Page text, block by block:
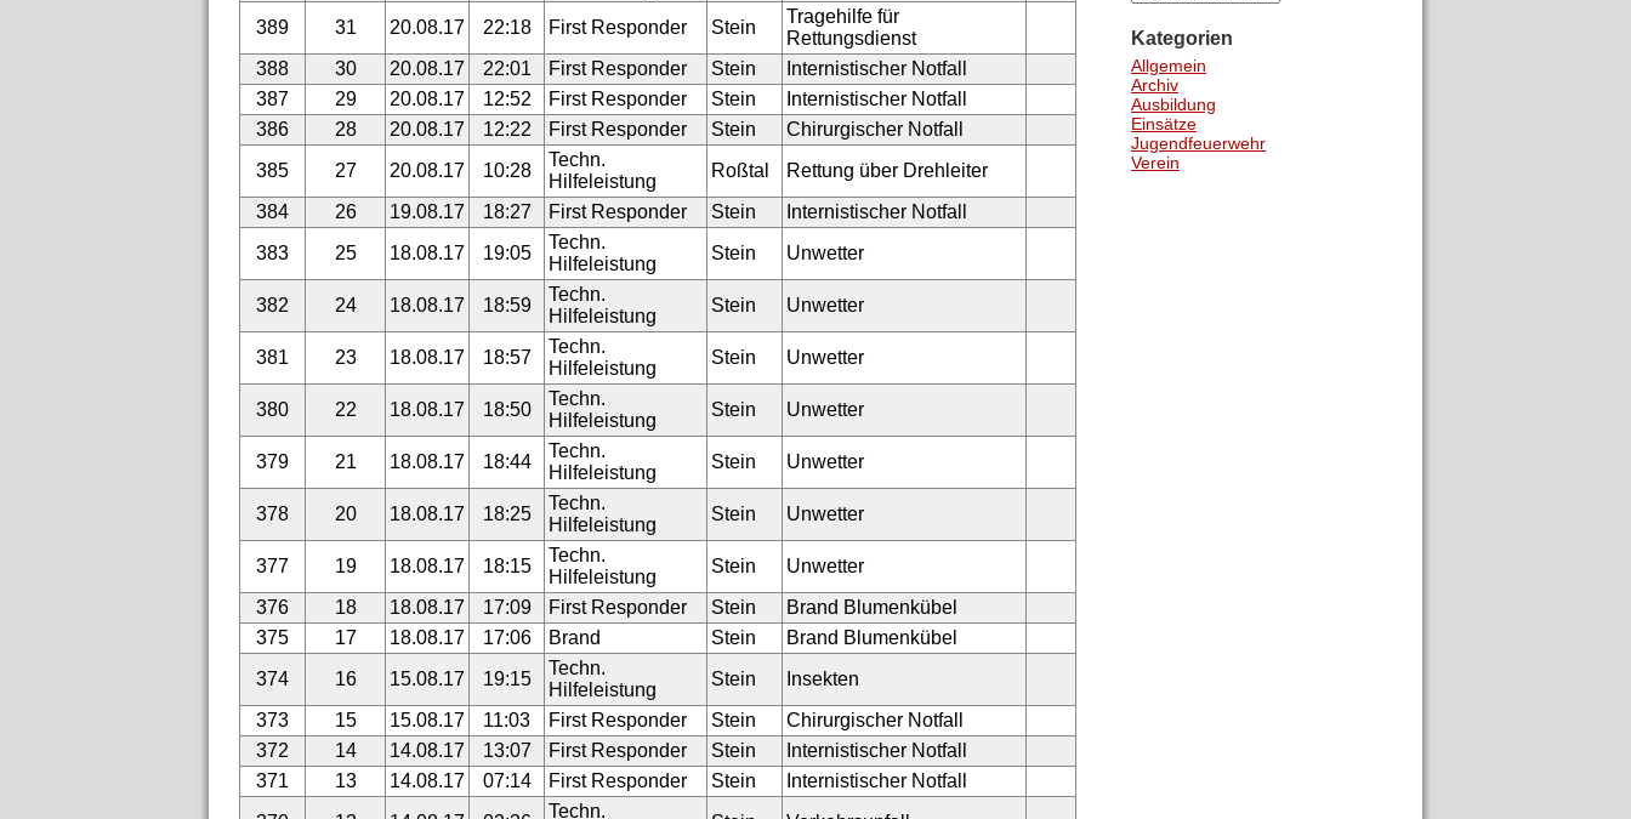
389 31 20.08.17 22:18 First Responder Stein
Tragehilfe für
Rettungsdienst
388
30 20.08.17 22:01 First Responder Stein
Internistischer Notfall
387
29 20.08.17 12:52 First Responder Stein
Internistischer Notfall
386
28 20.08.17 12:22 First Responder Stein
Chirurgischer Notfall
385
27 20.08.17 10:28
Techn.
Hilfeleistung
Roßtal
Rettung über Drehleiter
384
26 19.08.17 18:27 First Responder Stein
Internistischer Notfall
383
25 18.08.17 19:05
Techn.
Hilfeleistung
Stein Unwetter
382 24 18.08.17 18:59
Techn.
Hilfeleistung
Stein Unwetter
381 23 18.08.17 18:57
Techn.
Hilfeleistung
Stein Unwetter
380 22 18.08.17 18:50
Techn.
Hilfeleistung
Stein Unwetter
379 21 18.08.17 18:44
Techn.
Hilfeleistung
Stein Unwetter
378 20 18.08.17 18:25
Techn.
Hilfeleistung
Stein Unwetter
377 19 18.08.17 18:15
Techn.
Hilfeleistung
Stein
Unwetter
376
18 18.08.17 17:09 First Responder Stein
Brand Blumenkübel
375
17 18.08.17 17:06 Brand Stein
Brand Blumenkübel
374
16 15.08.17 19:15
Techn.
Hilfeleistung
Stein
Insekten
373
15 15.08.17 11:03 First Responder Stein
Chirurgischer Notfall
372
14 14.08.17 13:07 First Responder Stein
Internistischer Notfall
371
13 14.08.17 07:14 First Responder Stein
Internistischer Notfall
Techn.
Kategorien
Allgemein
Archiv
Ausbildung
Einsätze
Jugendfeuerwehr
Verein